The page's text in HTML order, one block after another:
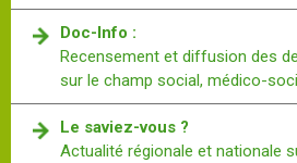
Doc-Info :
Recensement et diffusion des
sur le champ social, médico-
Le saviez-vous ?
Actualité régionale et nationale